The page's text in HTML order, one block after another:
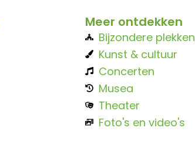
Meer ontdekken
Bijzondere plekken
Kunst & cultuur
Concerten
Musea
Theater
Foto's en video's